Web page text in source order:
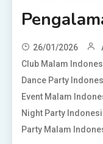
26/01/2026
Club Malam
Dance Party
Event Malam
Night Party
Party Malam